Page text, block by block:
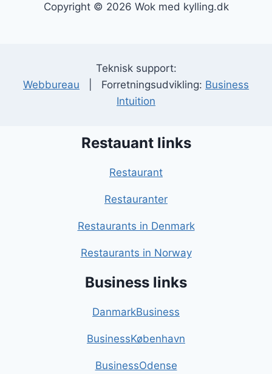
Copyright © 2026 Wok med kylling.dk
Teknisk support:
Webbureau | Forretningsudvikling: Business
Intuition
Restauant links
Restaurant
Restauranter
Restaurants in Denmark
Restaurants in Norway
Business links
DanmarkBusiness
BusinessKøbenhavn
BusinessOdense